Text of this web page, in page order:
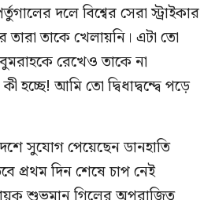
দলে বিশ্বের সেরা স্ট্রাইকার
তাকে খেলায়নি। এটা তো
রেখেও তাকে না
আমি তো দ্বিধাদ্বন্দ্বে পড়ে
সুযোগ পেয়েছেন ডানহাতি
প্রথম দিন শেষে চাপ নেই